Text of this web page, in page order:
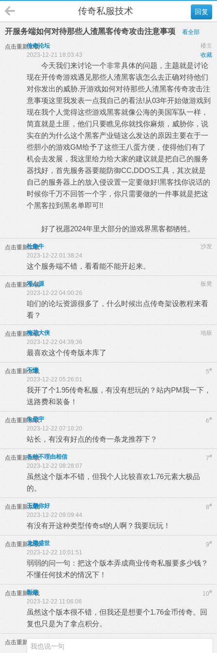
回复
传奇私服技术
开服务端如何对待那些人渣黑客传奇攻击注意事项 看全部
点击重新加载 楼主
传奇论坛
收藏
2023-12-21 18:03:43
今天我们来讨论一个非常具体的问题，主题就是讨论
现在开传奇游戏遇见那些人渣黑客该怎么去正确对待他们
对你发出的威胁.开游戏如何对待那些人渣黑客传奇攻击注
意事项这里我发表一点我自己的看法!从03年开始做游戏到
现在我个人觉得这些游戏黑客就像公海的美国军队一样，
简直就是土匪，他们只要瞧见你就找你麻烦，威胁你，说
实在的为什么这个黑客产业链这么发达的原因主要在于一
些胆小的游戏GM给予了这些王八蛋方便，使得他们有了
机会去发展，我这里给力给大家的建议就是把自己的服务
器找好，首先服务器要能防御CC,DDOS工具，其次就是
自己的服务器上的放入侵设置一定要做好!黑客找你说话的
时候你千万不回答一个字，你只需要做的一件事就是把这
个黑客拉到黑名单即可!!
好了祝愿2024年里大部分的游戏界黑客都牺牲。
点击重新加载 沙发
杜鲁牛
2023-12-22 01:38:24
这个服务端不错，看看能不能开起来。
点击重新加载 板凳
邓厶源
2023-12-22 04:00:26
咱们的论坛资源很多了，什么时候出点传奇架设教程来看
看？
点击重新加载 地板
梅花大侠
2023-12-22 04:39:36
最喜欢这个传奇版本库了
点击重新加载 5#
不懂
2023-12-22 05:26:01
我开了个1.95传奇私服，有没有想玩的？站内PM我一下，
送路费和装备！
点击重新加载 6#
朱星宇
2023-12-22 07:10:20
站长，有没有好点的传奇一条龙推荐下？
点击重新加载 7#
各种不理由相信
2023-12-22 08:28:07
虽然这个版本不错，但我个人比较喜欢1.76元素大极品
的。
点击重新加载 8#
王鹏你好
2023-12-22 09:09:44
有没有开这种类型传奇sf的人啊？我要玩玩！
点击重新加载 9#
龙腾盛世
2023-12-22 10:01:51
弱弱的问一句：把这个版本弄成商业传奇私服要多少钱？
不懂任何技术的情况下！
点击重新加载 10#
影殇
2023-12-22 11:06:06
虽然这个版本很不错，但我还是想要个1.76金币传奇。回
复也只是为了拿点积分。
点击重新加载